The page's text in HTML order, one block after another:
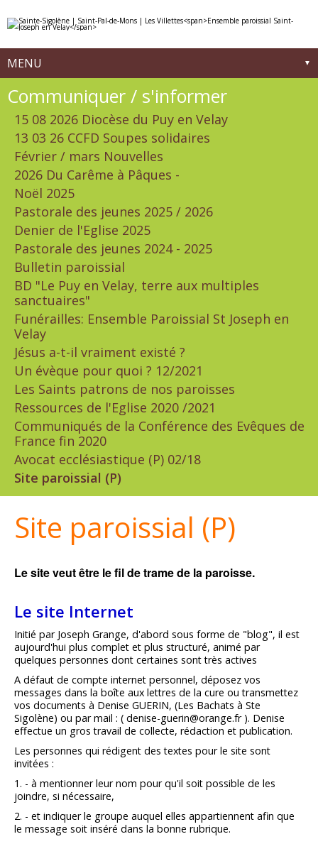
contenu.
la
MENU
Navigation
Communiquer / s'informer
15 08 2026 Diocèse du Puy en Velay
13 03 26 CCFD Soupes solidaires
Février / mars Nouvelles
2026 Du Carême à Pâques -
Noël 2025
Pastorale des jeunes 2025 / 2026
Denier de l'Eglise 2025
Pastorale des jeunes 2024 - 2025
Bulletin paroissial
BD "Le Puy en Velay, terre aux multiples
sanctuaires"
Funérailles: Ensemble Paroissial St Joseph en
Velay
Jésus a-t-il vraiment existé ?
Un évèque pour quoi ? 12/2021
Les Saints patrons de nos paroisses
Ressources de l'Eglise 2020 /2021
Communiqués de la Conférence des Evêques de
France fin 2020
Avocat ecclésiastique (P) 02/18
Site paroissial (P)
Site paroissial (P)
Le site veut être le fil de trame de la paroisse.
Le site Internet
Initié par Joseph Grange, d'abord sous forme de "blog", il est
aujourd'hui plus complet et plus structuré, animé par
quelques personnes dont certaines sont très actives
A défaut de compte internet personnel, déposez vos
messages dans la boîte aux lettres de la cure ou transmettez
vos documents à Denise GUERIN, (Les Bachats à Ste
Sigolène) ou par mail : ( denise-guerin@orange.fr ). Denise
effectue un gros travail de collecte, rédaction et publication.
Les personnes qui rédigent des textes pour le site sont
invitées :
1. - à mentionner leur nom pour qu'il soit possible de les
joindre, si nécessaire,
2. - et indiquer le groupe auquel elles appartiennent afin que
le message soit inséré dans la bonne rubrique.